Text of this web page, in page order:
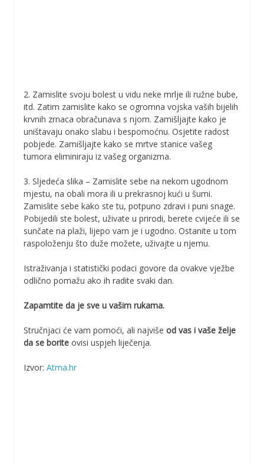
2. Zamislite svoju bolest u vidu neke mrlje ili ružne bube,
itd. Zatim zamislite kako se ogromna vojska vaših bijelih
krvnih zrnaca obračunava s njom. Zamišljajte kako je
uništavaju onako slabu i bespomoćnu. Osjetite radost
pobjede. Zamišljajte kako se mrtve stanice vašeg
tumora eliminiraju iz vašeg organizma.
3. Sljedeća slika – Zamislite sebe na nekom ugodnom
mjestu, na obali mora ili u prekrasnoj kući u šumi.
Zamislite sebe kako ste tu, potpuno zdravi i puni snage.
Pobijedili ste bolest, uživate u prirodi, berete cvijeće ili se
sunčate na plaži, lijepo vam je i ugodno. Ostanite u tom
raspoloženju što duže možete, uživajte u njemu.
Istraživanja i statistički podaci govore da ovakve vježbe
odlično pomažu ako ih radite svaki dan.
Zapamtite da je sve u vašim rukama.
Stručnjaci će vam pomoći, ali najviše od vas i vaše želje
da se borite ovisi uspjeh liječenja.
Izvor: Atma.hr